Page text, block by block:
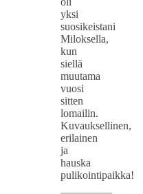
yksi
suosikeistani
Miloksella,
kun
siellä
muutama
vuosi
sitten
lomailin.
Kuvauksellinen,
erilainen
ja
hauska
pulikointipaikka!